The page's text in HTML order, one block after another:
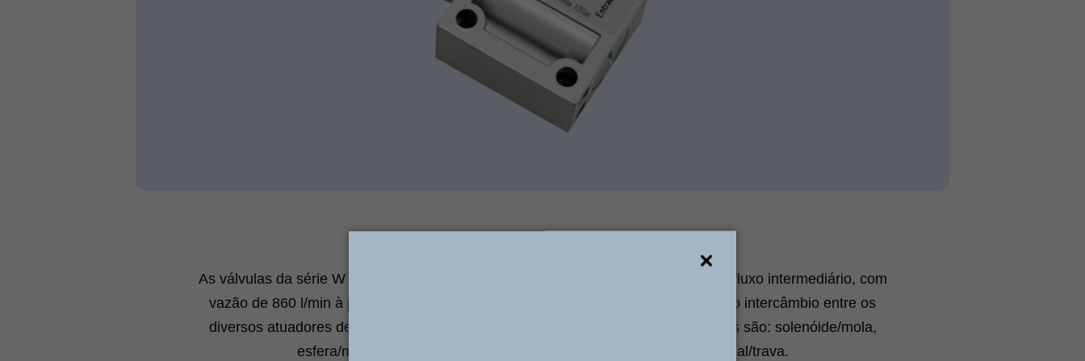
As válvulas da série W são válvulas de 2, 3 e 4 vias; atendem as necessidades de fluxo intermediário, com
vazão de 860 l/min à pressão de 7 bar. O projeto do seu corpo oferece um perfeito intercâmbio entre os
diversos atuadores de comando. Os atuadores disponíveis desta série de válvulas são: solenóide/mola,
esfera/mola, gatilho/mola, rolete/mola, piloto/mola, pedal/mola e pedal/trava.